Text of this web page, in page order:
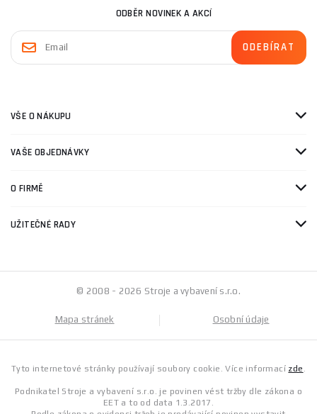
ODBĚR NOVINEK A AKCÍ
VŠE O NÁKUPU
VAŠE OBJEDNÁVKY
O FIRMĚ
UŽITEČNÉ RADY
© 2008 - 2026 Stroje a vybavení s.r.o.
Mapa stránek Osobní údaje
Tyto internetové stránky používají soubory cookie. Více informací zde .
Podnikatel Stroje a vybavení s.r.o. je povinen vést tržby dle zákona o
EET a to od data 1.3.2017.